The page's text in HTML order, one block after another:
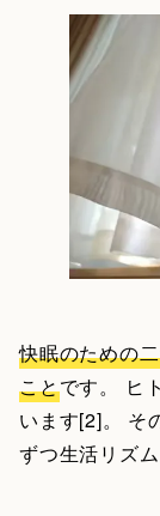
快眠のための
ことです。 ヒ
います[2]。 そ
ずつ生活リズ